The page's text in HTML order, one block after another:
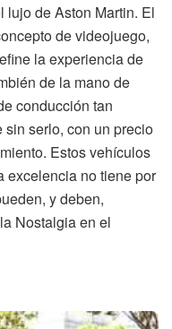
lujo de Aston Martin. El
de videojuego,
la experiencia de
de la mano de
conducción tan
serlo, con un precio
Estos vehículos
excelencia no tiene por
y deben,
Nostalgia en el